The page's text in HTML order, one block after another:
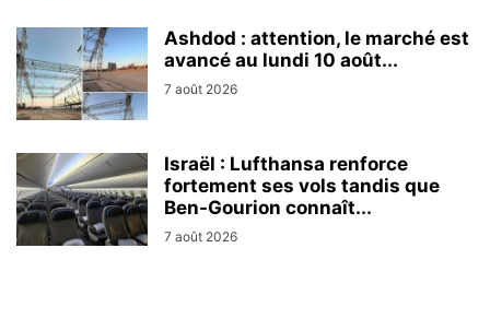
Ashdod : attention, le marché est
avancé au lundi 10 août...
7 août 2026
Israël : Lufthansa renforce
fortement ses vols tandis que
Ben-Gourion connaît...
7 août 2026